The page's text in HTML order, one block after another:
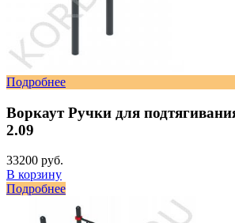
Подробнее
Воркаут Ручки для
2.09
33200 руб.
В корзину
Подробнее